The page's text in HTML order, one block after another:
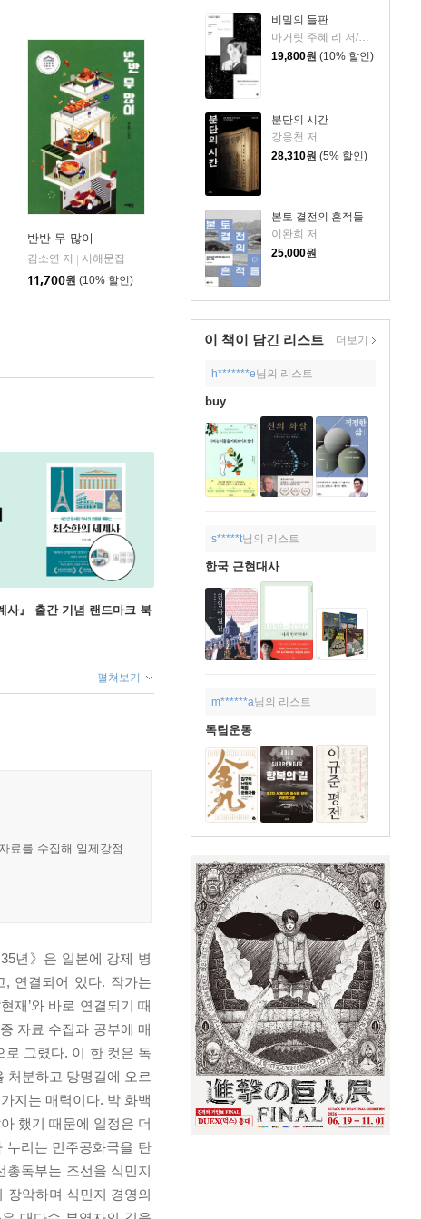
비밀의 들판
마거릿 주혜 리 저/장상미 역
19,800원 (10% 할인)
분단의 시간
강응천 저
28,310원 (5% 할인)
본토 결전의 흔적들
이완희 저
25,000원
이 책이 담긴 리스트 더보기
h*******e님의 리스트
buy
s*****t님의 리스트
한국 근현대사
m******a님의 리스트
독립운동
반반 무 많이
김소연 저
서해문집
11,700원 (10% 할인)
사』 출간 기념 랜드마크 북
펼쳐보기
료를 수집해 일제강점
년》은 일본에 강제 병
, 연결되어 있다. 작가는
재’와 바로 연결되기 때
자료 수집과 공부에 매
그렸다. 이 한 컷은 독
처분하고 망명길에 오르
지는 매력이다. 박 화백
했기 때문에 일정은 더
누리는 민주공화국을 탄
총독부는 조선을 식민지
장악하며 식민지 경영의